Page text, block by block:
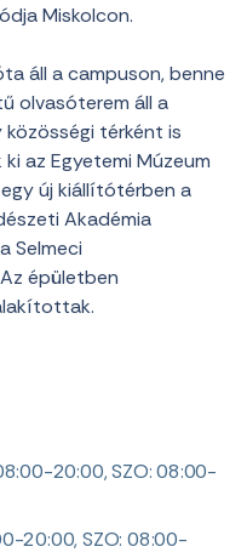
Miskolcon.
áll a campuson, benne
olvasóterem áll a
közösségi térként is
az Egyetemi Múzeum
új kiállítótérben a
Akadémia
Selmeci
épületben
20:00, SZO: 08:00-
20:00, SZO: 08:00-